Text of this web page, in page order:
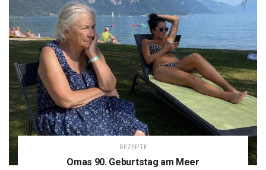
REZEPTE
Omas 90. Geburtstag am Meer